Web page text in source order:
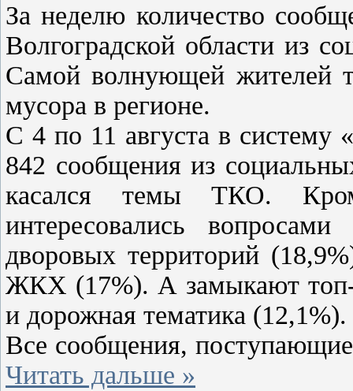
За неделю количество
Волгоградской области из
Самой волнующей жителей
мусора в регионе.
С 4 по 11 августа в
842 сообщения из
касался темы ТКО.
интересовались
дворовых территорий
ЖКХ (17%). А замыкают топ-
и дорожная тематика (12,1%).
Все сообщения,
Читать дальше »